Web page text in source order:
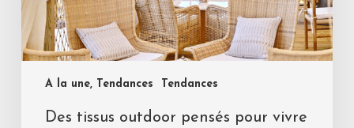
A la une, Tendances Tendances
Des tissus outdoor pensés pour vivre